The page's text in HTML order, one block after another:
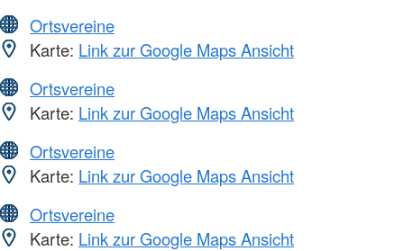
Ortsvereine
Karte: Link zur Google Maps Ansicht
Ortsvereine
Karte: Link zur Google Maps Ansicht
Ortsvereine
Karte: Link zur Google Maps Ansicht
Ortsvereine
Karte: Link zur Google Maps Ansicht